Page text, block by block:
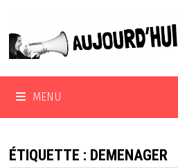
contenu
MENU
ÉTIQUETTE : DEMENAGER